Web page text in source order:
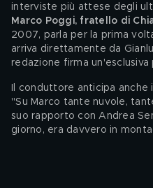
interviste più attese degli
Marco Poggi, fratello di
2007, parla per la prima
arriva direttamente da
redazione firma un'esclusiva
Il conduttore anticipa
"Su Marco tante nuvole,
suo rapporto con Andrea
giorno, era davvero in